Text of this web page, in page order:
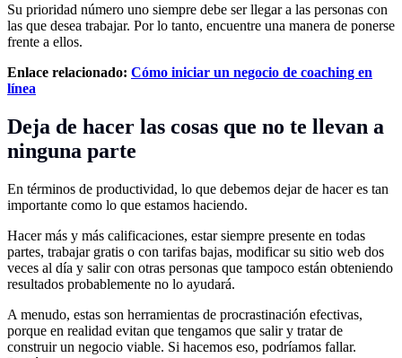
Su prioridad número uno siempre debe ser llegar a las personas con
las que desea trabajar. Por lo tanto, encuentre una manera de ponerse
frente a ellos.
Enlace relacionado: Cómo iniciar un negocio de coaching en
línea
Deja de hacer las cosas que no te llevan a
ninguna parte
En términos de productividad, lo que debemos dejar de hacer es tan
importante como lo que estamos haciendo.
Hacer más y más calificaciones, estar siempre presente en todas
partes, trabajar gratis o con tarifas bajas, modificar su sitio web dos
veces al día y salir con otras personas que tampoco están obteniendo
resultados probablemente no lo ayudará.
A menudo, estas son herramientas de procrastinación efectivas,
porque en realidad evitan que tengamos que salir y tratar de
construir un negocio viable. Si hacemos eso, podríamos fallar.